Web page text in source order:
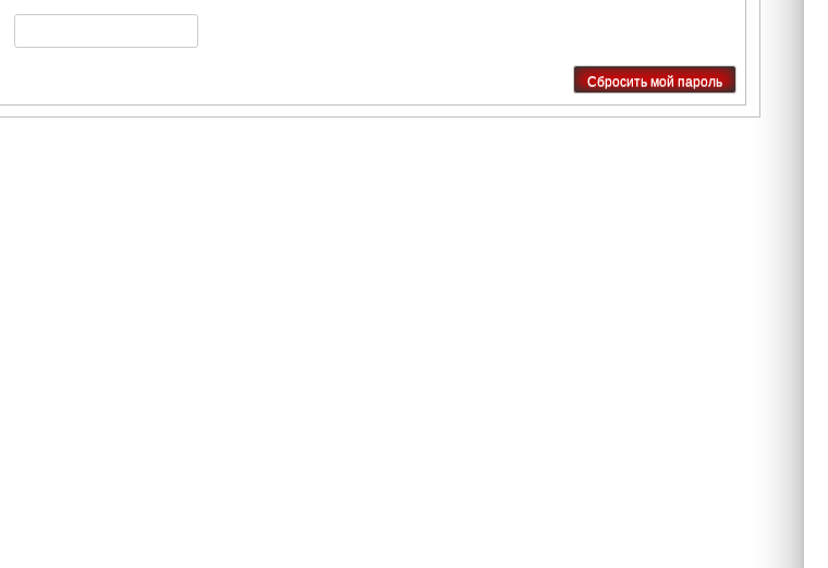
Сбросить мой пароль